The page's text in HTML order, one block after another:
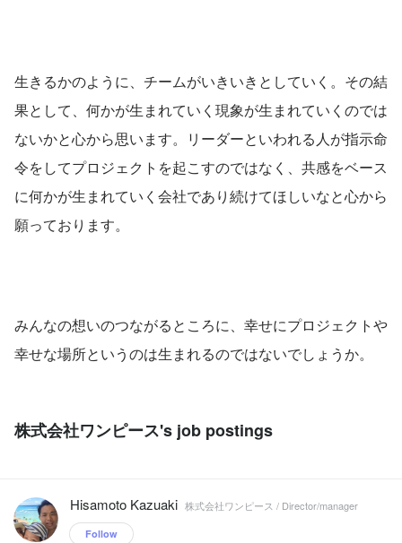
生きるかのように、チームがいきいきとしていく。その結
果として、何かが生まれていく現象が生まれていくのでは
ないかと心から思います。リーダーといわれる人が指示命
令をしてプロジェクトを起こすのではなく、共感をベース
に何かが生まれていく会社であり続けてほしいなと心から
願っております。
みんなの想いのつながるところに、幸せにプロジェクトや
幸せな場所というのは生まれるのではないでしょうか。
株式会社ワンピース's job postings
Hisamoto Kazuaki 株式会社ワンピース / Director/manager
Follow